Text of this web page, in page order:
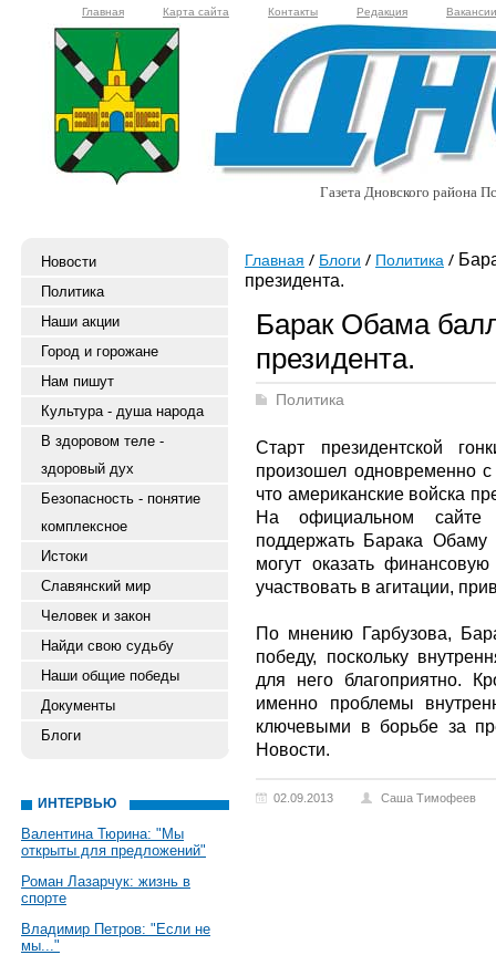
Главная Карта сайта Контакты Редакция Вакансии
Газета Дновского района
Новости
Политика
Наши акции
Город и горожане
Нам пишут
Культура - душа народа
В здоровом теле -
здоровый дух
Безопасность - понятие
комплексное
Истоки
Славянский мир
Человек и закон
Найди свою судьбу
Наши общие победы
Документы
Блоги
ИНТЕРВЬЮ
Валентина Тюрина: "Мы
открыты для предложений"
Роман Лазарчук: жизнь в
спорте
Владимир Петров: "Если не
мы..."
Главная Блоги Политика
президента.
Барак Обама
президента.
Политика
Старт президентской
произошел одновременно
что американские войска
На официальном
поддержать Барака Обаму
могут оказать
участвовать в агитации,
По мнению Гарбузова,
победу, поскольку
для него благоприятно.
именно проблемы
ключевыми в борьбе за
Новости.
02.09.2013 Саша Тимофеев